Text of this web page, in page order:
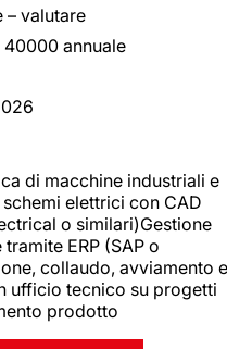
– valutare
annuale
di macchine industriali e
elettrici con CAD
o similari)Gestione
ERP (SAP o
collaudo, avviamento e
ufficio tecnico su progetti
prodotto